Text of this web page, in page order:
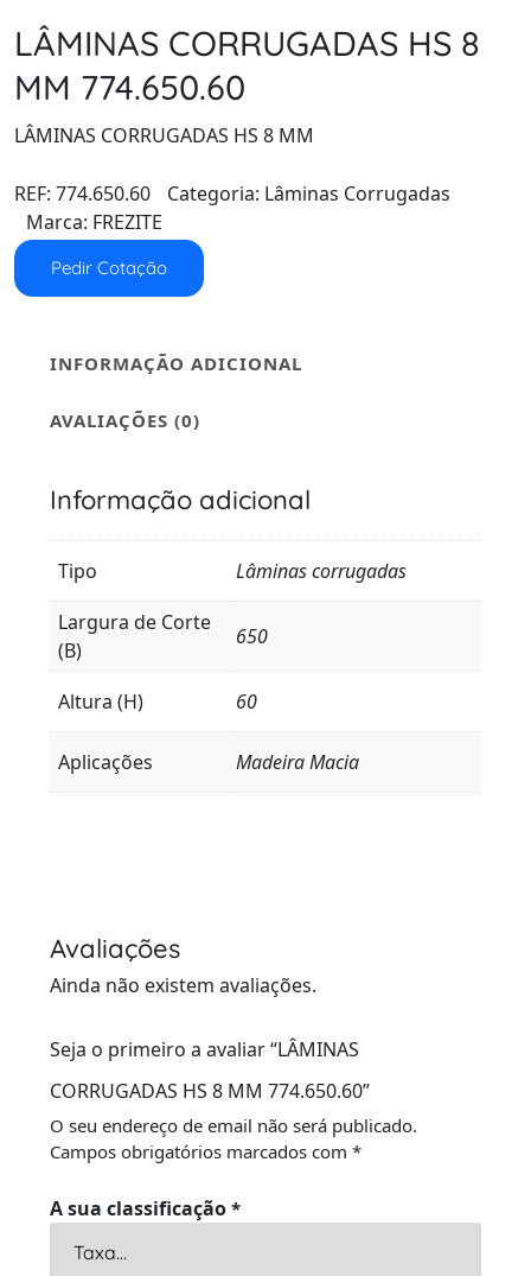
LÂMINAS CORRUGADAS HS 8
MM 774.650.60
LÂMINAS CORRUGADAS HS 8 MM
REF: 774.650.60 Categoria: Lâminas Corrugadas
Marca: FREZITE
Pedir Cotação
INFORMAÇÃO ADICIONAL
AVALIAÇÕES (0)
Informação adicional
Tipo
Lâminas corrugadas
Largura de Corte
(B)
650
Altura (H) 60
Aplicações Madeira Macia
Avaliações
Ainda não existem avaliações.
Seja o primeiro a avaliar “LÂMINAS
CORRUGADAS HS 8 MM 774.650.60”
O seu endereço de email não será publicado.
Campos obrigatórios marcados com *
A sua classificação *